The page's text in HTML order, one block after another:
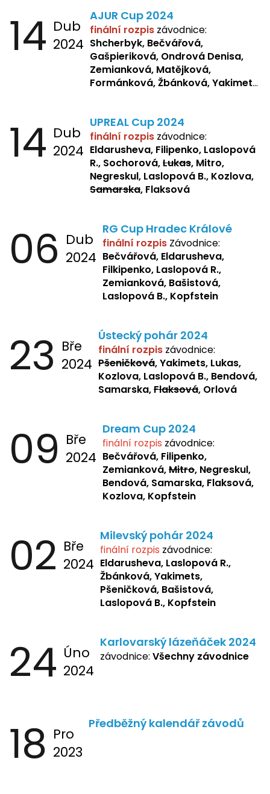
Žbánková, Sochorová
14 Dub
2024
AJUR Cup 2024
finální rozpis závodnice:
Shcherbyk, Bečvářová,
Gašpieriková, Ondrová Denisa,
Zemianková, Matějková,
Formánková, Žbánková, Yakimets,
14 Dub
2024
UPREAL Cup 2024
finální rozpis závodnice:
Eldarusheva, Filipenko, Laslopová
R., Sochorová,Lukas, Mitro,
Negreskul, Laslopová B., Kozlova,
Samarska, Flaksová
06 Dub
2024
RG Cup Hradec Králové
finální rozpis Závodnice:
Bečvářová, Eldarusheva,
Filkipenko, Laslopová R.,
Zemianková, Bašistová,
Laslopová B., Kopfstein
23 Bře
2024
Ústecký pohár 2024
finální rozpis závodnice:
Pšeničková, Yakimets, Lukas,
Kozlova, Laslopová B., Bendová,
Samarska,Flaksová, Orlová
09 Bře
2024
Dream Cup 2024
finální rozpis závodnice:
Bečvářová, Filipenko,
Zemianková,Mitro, Negreskul,
Bendová, Samarska, Flaksová,
Kozlova, Kopfstein
02 Bře
2024
Milevský pohár 2024
finální rozpis závodnice:
Eldarusheva, Laslopová R.,
Žbánková, Yakimets,
Pšeničková, Bašistová,
Laslopová B., Kopfstein
24 Úno
2024
Karlovarský lázeňáček 2024
závodnice: Všechny závodnice
18 Pro
2023
Předběžný kalendář závodů